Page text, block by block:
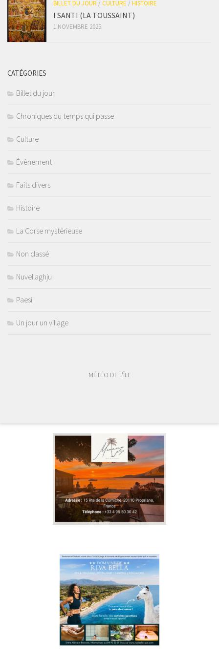
BILLET DU JOUR / CULTURE / HISTOIRE
I SANTI (LA TOUSSAINT)
1 NOVEMBRE 2025
CATÉGORIES
Billet du jour
Chroniques du temps qui passe
Culture
Évènement
Faits divers
Histoire
La Corse mystérieuse
Non classé
Nuvellaghju
Paesi
Un jour un village
MÉTÉO DE L'ÎLE